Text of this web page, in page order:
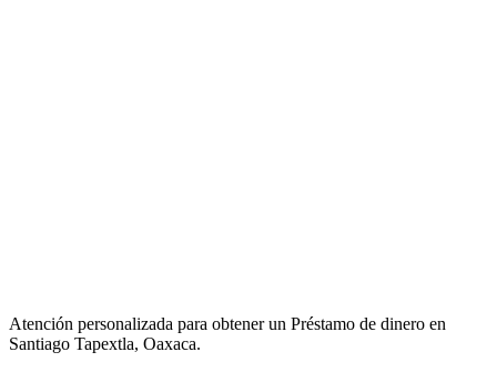
Atención personalizada para obtener un Préstamo de dinero en
Santiago Tapextla, Oaxaca.